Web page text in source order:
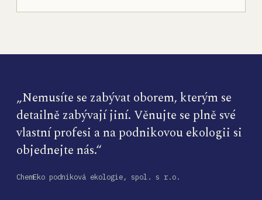
„Nemusíte se zabývat oborem, kterým se
detailně zabývají jiní. Věnujte se plně své
vlastní profesi a na podnikovou ekologii si
objednejte nás.“
ChemEko podniková ekologie, spol. s r.o.